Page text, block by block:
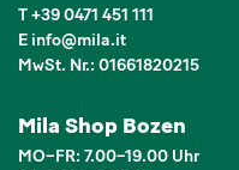
T+39 0471 451 111
E info@mila.it
MwSt. Nr.: 01661820215
Mila Shop Bozen
MO–FR: 7.00–19.00 Uhr